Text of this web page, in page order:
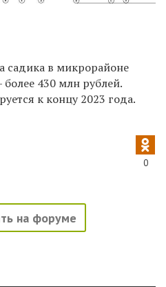
садика в микрорайоне
более 430 млн рублей.
к концу 2023 года.
0
на форуме